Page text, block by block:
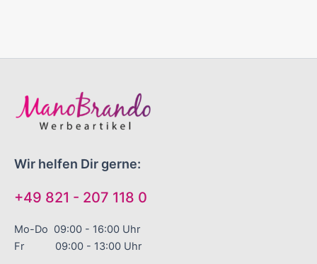
Wir helfen Dir gerne:
+49 821 - 207 118 0
Mo-Do 09:00 - 16:00 Uhr
Fr 09:00 - 13:00 Uhr